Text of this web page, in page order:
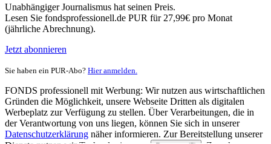
Unabhängiger Journalismus hat seinen Preis.
Lesen Sie fondsprofessionell.de PUR für 27,99€ pro Monat
(jährliche Abrechnung).
Jetzt abonnieren
Sie haben ein PUR-Abo? Hier anmelden.
FONDS professionell mit Werbung: Wir nutzen aus wirtschaftlichen
Gründen die Möglichkeit, unsere Webseite Dritten als digitalen
Werbeplatz zur Verfügung zu stellen. Über Verarbeitungen, die in
der Verantwortung von uns liegen, können Sie sich in unserer
Datenschutzerklärung näher informieren. Zur Bereitstellung unserer